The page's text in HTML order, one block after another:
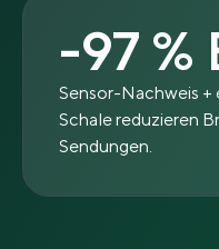
-97 %
Sensor-Nachweis
Schale reduzieren
Sendungen.